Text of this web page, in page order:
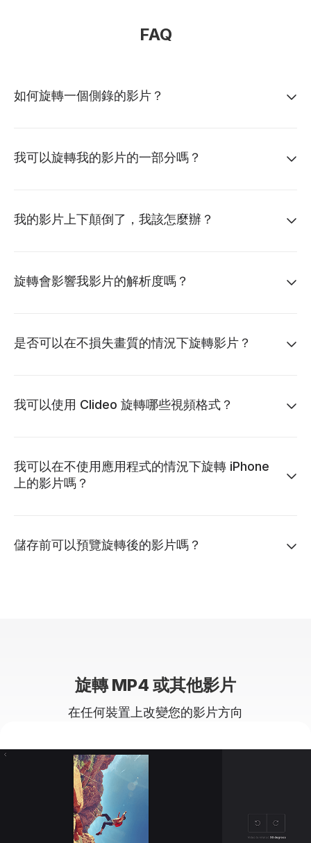
FAQ
如何旋轉一個側錄的影片？
我可以旋轉我的影片的一部分嗎？
我的影片上下顛倒了，我該怎麼辦？
旋轉會影響我影片的解析度嗎？
是否可以在不損失畫質的情況下旋轉影片？
我可以使用 Clideo 旋轉哪些視頻格式？
我可以在不使用應用程式的情況下旋轉 iPhone
上的影片嗎？
儲存前可以預覽旋轉後的影片嗎？
旋轉 MP4 或其他影片
在任何裝置上改變您的影片方向